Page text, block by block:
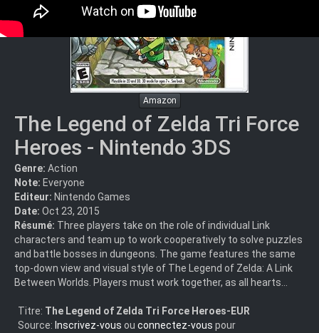
Amazon
The Legend of Zelda Tri Force
Heroes - Nintendo 3DS
Genre: Action
Note: Everyone
Editeur: Nintendo Games
Date: Oct 23, 2015
Résumé: Three players take on the role of individual Link
characters and team up to work cooperatively to solve puzzles
and battle bosses in dungeons. The game features the same
top-down view and visual style of The Legend of Zelda: A Link
Between Worlds. Players must work together, as all hearts...
Titre: The Legend of Zelda Tri Force Heroes-EUR
Source: Inscrivez-vous ou connectez-vous pour